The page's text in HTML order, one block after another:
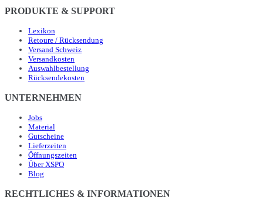
PRODUKTE & SUPPORT
Lexikon
Retoure / Rücksendung
Versand Schweiz
Versandkosten
Auswahlbestellung
Rücksendekosten
UNTERNEHMEN
Jobs
Material
Gutscheine
Lieferzeiten
Öffnungszeiten
Über XSPO
Blog
RECHTLICHES & INFORMATIONEN